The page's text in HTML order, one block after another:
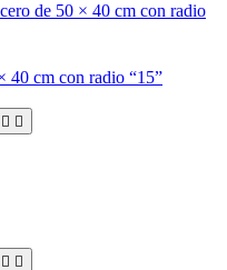
40 cm con radio “15”
 
 